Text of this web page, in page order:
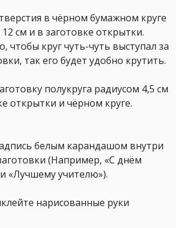
в чёрном бумажном круге
см и в заготовке открытки.
чтобы круг чуть-чуть выступал за
так его будет удобно крутить.
полукруга радиусом 4,5 см
открытки и чёрном круге.
белым карандашом внутри
(Например, «С днём
«Лучшему учителю»).
нарисованные руки